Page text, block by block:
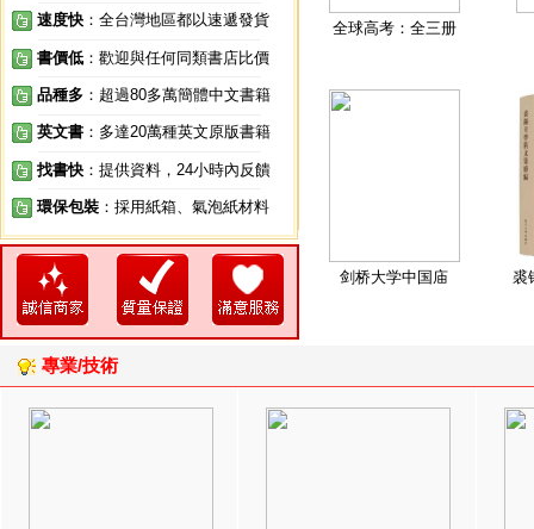
速度快 ：全台灣地區都以速遞發貨
書價低 ：歡迎與任何同類書店比價
品種多 ：超過80多萬簡體中文書籍
英文書 ：多達20萬種英文原版書籍
找書快 ：提供資料，24小時內反饋
環保包裝 ：採用紙箱、氣泡紙材料
全球高考：全三册
剑桥大学中国庙 裘
專業/技術